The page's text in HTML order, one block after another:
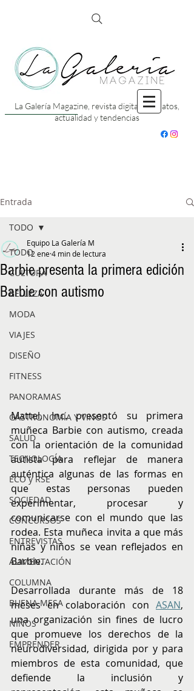
La Galería Magazine, revista digital con datos,
actualidad y tendencias
Entrada
TODO
CULTURA
BELLEZA
MODA
VIAJES
DISEÑO
FITNESS
PANORAMAS
GASTRONOMÍA Y VINOS
SALUD
TECNOLOGÍA
ECO y RSE
SOCIEDAD
CONCURSOS
ENTREVISTAS
ALIMENTACIÓN
COLUMNA
BUENA MESA
NIÑOS
EMPRENDER
TODO
Barbie presenta la primera edición
Barbie con autismo
Equipo La Galería M
12 ene4 min de lectura
Mattel, Inc. presentó su primera
muñeca Barbie con autismo, creada
con la orientación de la comunidad
autista para reflejar de manera
auténtica algunas de las formas en
que estas personas pueden
experimentar, procesar y
comunicarse con el mundo que las
rodea. Esta muñeca invita a que más
niñas y niños se vean reflejados en
Barbie.
Desarrollada durante más de 18
meses en colaboración con ASAN,
una organización sin fines de lucro
que promueve los derechos de la
neurodiversidad, dirigida por y para
miembros de esta comunidad, que
defiende la inclusión y